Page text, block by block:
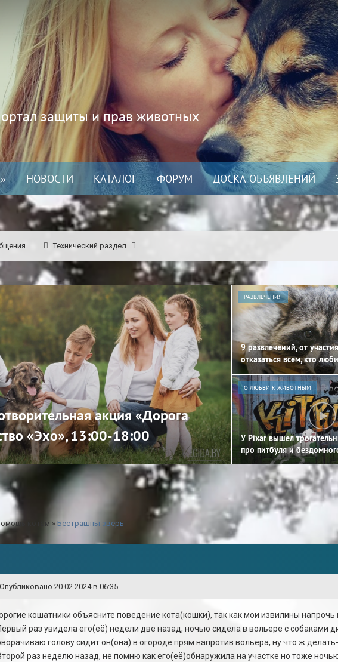
защиты и прав животных
НОВОСТИ КАТАЛОГ ФОРУМ ДОСКА ОБЪЯВЛЕНИЙ
Технический раздел
акция «Дорога
«Эхо», 13:00-18:00
РАЗВЛЕЧЕНИЯ
9 развлечений, от
отказаться всем, кто
О ЛЮБВИ К ЖИВОТНЫМ
У Pixar вышел
про питбуля и
котам » Бестрашны зверь
Опубликовано 20.02.2024 в 06:35
кошатники объясните поведение кота(кошки), так как мои извилины напрочь
раз увидела его(её) недели две назад, ночью сидела в вольере с собаками
голову сидит он(она) в огороде прям напротив вольера, ну что ж
раз неделю назад, не помню как его(её)обнаружила на участке но тоже